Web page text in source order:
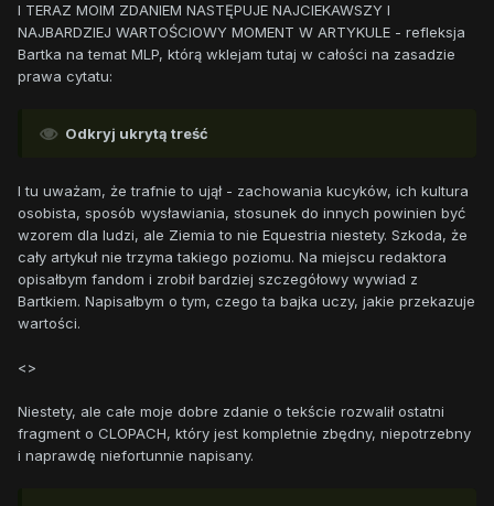
I TERAZ MOIM ZDANIEM NASTĘPUJE NAJCIEKAWSZY I
NAJBARDZIEJ WARTOŚCIOWY MOMENT W ARTYKULE - refleksja
Bartka na temat MLP, którą wklejam tutaj w całości na zasadzie
prawa cytatu:
Odkryj ukrytą treść
I tu uważam, że trafnie to ujął - zachowania kucyków, ich kultura
osobista, sposób wysławiania, stosunek do innych powinien być
wzorem dla ludzi, ale Ziemia to nie Equestria niestety. Szkoda, że
cały artykuł nie trzyma takiego poziomu. Na miejscu redaktora
opisałbym fandom i zrobił bardziej szczegółowy wywiad z
Bartkiem. Napisałbym o tym, czego ta bajka uczy, jakie przekazuje
wartości.
<>
Niestety, ale całe moje dobre zdanie o tekście rozwalił ostatni
fragment o CLOPACH, który jest kompletnie zbędny, niepotrzebny
i naprawdę niefortunnie napisany.